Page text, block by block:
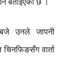
उनले जापनी
चिनफिङसँग वार्ता